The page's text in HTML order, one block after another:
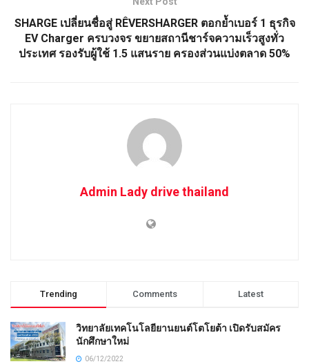
SHARGE เปลี่ยนชื่อสู่ RÊVERSHARGER ตอกย้ำเบอร์ 1 ธุรกิจ
EV Charger ครบวงจร ขยายสถานีชาร์จความเร็วสูงทั่ว
ประเทศ รองรับผู้ใช้ 1.5 แสนราย ครองส่วนแบ่งตลาด 50%
Admin Lady drive thailand
Trending Comments Latest
วิทยาลัยเทคโนโลยียานยนต์โตโยต้า เปิดรับสมัคร
นักศึกษาใหม่
06/12/2022